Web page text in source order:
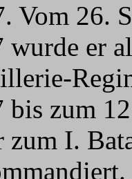
Vom 26.
wurde er
bis zum
zum I.